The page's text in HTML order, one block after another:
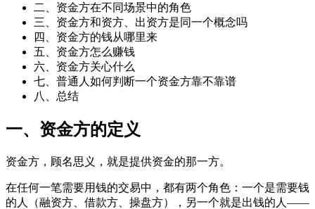
二、资金方在不同场景中的角色
三、资金方和资方、出资方是同一个概念吗
四、资金方的钱从哪里来
五、资金方怎么赚钱
六、资金方关心什么
七、普通人如何判断一个资金方靠不靠谱
八、总结
一、资金方的定义
资金方，顾名思义，就是提供资金的那一方。
在任何一笔需要用钱的交易中，都有两个角色：一个是需要钱
的人（融资方、借款方、操盘方），另一个就是出钱的人——